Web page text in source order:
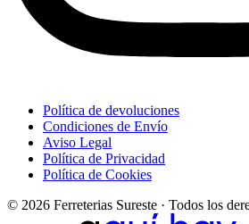
Política de devoluciones
Condiciones de Envío
Aviso Legal
Política de Privacidad
Política de Cookies
© 2026 Ferreterias Sureste · Todos los